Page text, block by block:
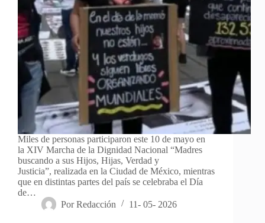
Miles de personas participaron este 10 de mayo en
la XIV Marcha de la Dignidad Nacional “Madres
buscando a sus Hijos, Hijas, Verdad y
Justicia”, realizada en la Ciudad de México, mientras
que en distintas partes del país se celebraba el Día
de…
Por Redacción 11- 05- 2026